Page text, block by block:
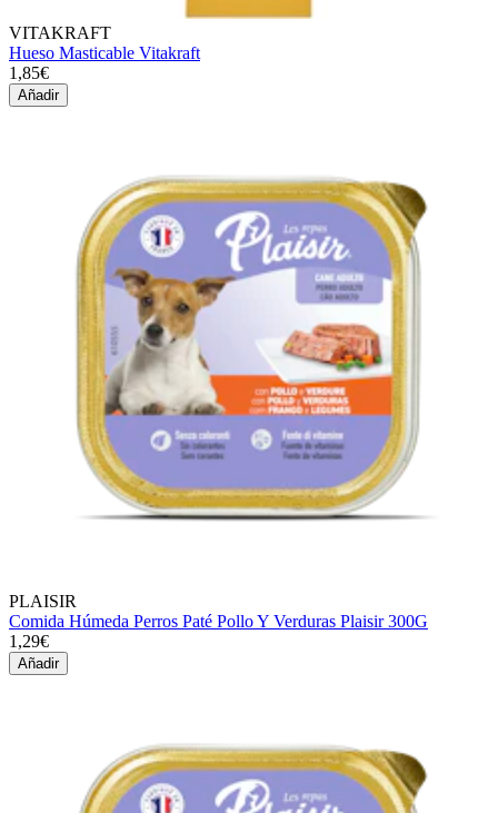
VITAKRAFT
Hueso Masticable Vitakraft
1,85€
Añadir
PLAISIR
Comida Húmeda Perros Paté Pollo Y Verduras Plaisir 300G
1,29€
Añadir